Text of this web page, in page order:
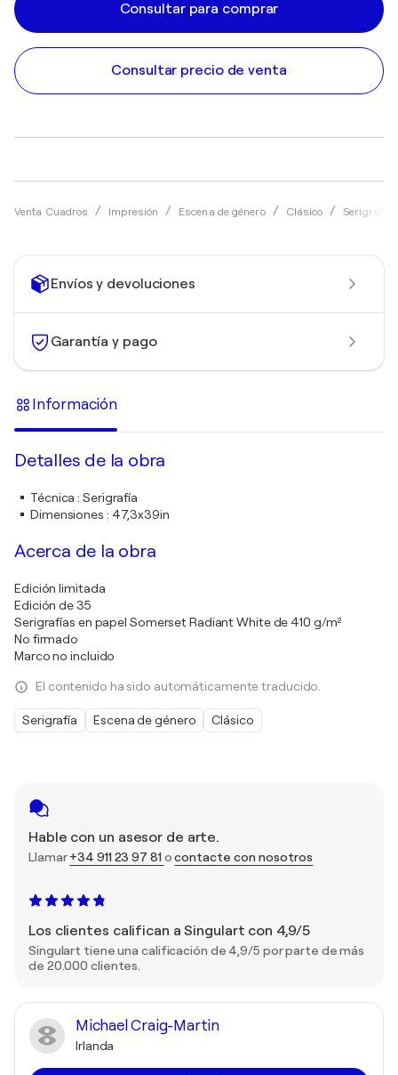
Venta Cuadros Impresión Escena de género Clásico Serigrafía
Consultar para comprar
Consultar precio de venta
Envíos y devoluciones
Garantía y pago
Hable con un asesor de arte.
Llamar+34 911 23 97 81 ocontacte con nosotros
Los clientes califican a Singulart con 4,9/5
Singulart tiene una calificación de 4,9/5 por parte de más
de 20.000 clientes.
Michael Craig-Martin
Irlanda
Información
Detalles de la obra
Técnica :Serigrafía
Dimensiones : 47,3x39in
Acerca de la obra
Edición limitada
Edición de 35
Serigrafías en papel Somerset Radiant White de 410 g/m²
No firmado
Marco no incluido
El contenido ha sido automáticamente traducido.
Serigrafía Escena de género Clásico